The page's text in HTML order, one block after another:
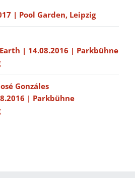
| Pool Garden, Leipzig
| 14.08.2016 | Parkbühne
| Parkbühne